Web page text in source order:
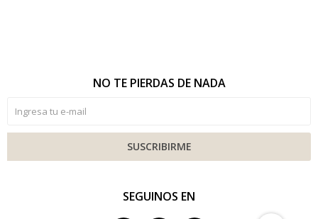
SEGUINOS EN
NO TE PIERDAS DE NADA
SUSCRIBIRME